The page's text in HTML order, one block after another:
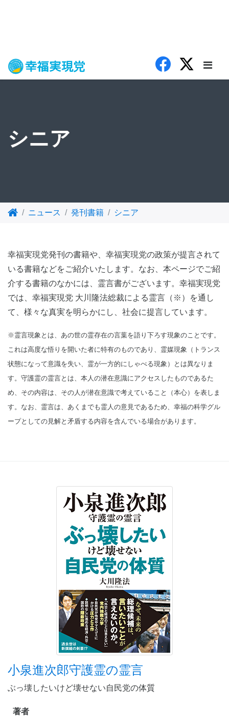
シニア
ニュース 発刊書籍 シニア
幸福実現党発刊の書籍や、幸福実現党の政策が提言されて
いる書籍などをご紹介いたします。なお、本ページでご紹
介する書籍のなかには、霊言書がございます。幸福実現党
では、幸福実現党 大川隆法総裁による霊言（※）を通し
て、様々な真実を明らかにし、社会に提言しています。
※霊言現象とは、あの世の霊存在の言葉を語り下ろす現象のことです。
これは高度な悟りを開いた者に特有のものであり、霊媒現象（トランス
状態になって意識を失い、霊が一方的にしゃべる現象）とは異なりま
す。守護霊の霊言とは、本人の潜在意識にアクセスしたものであるた
め、その内容は、その人が潜在意識で考えていること（本心）を表しま
す。なお、霊言は、あくまでも霊人の意見であるため、幸福の科学グル
ープとしての見解と矛盾する内容を含んでいる場合があります。
小泉進次郎守護霊の霊言
ぶっ壊したいけど壊せない自民党の体質
著者